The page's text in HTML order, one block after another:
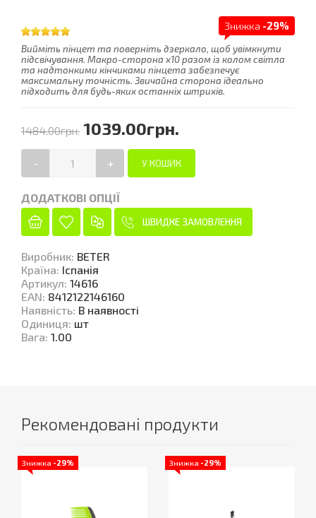
Знижка -29%
Вийміть пінцет та поверніть дзеркало, щоб увімкнути
підсвічування. Макро-сторона x10 разом із колом світла
та надтонкими кінчиками пінцета забезпечує
максимальну точність. Звичайна сторона ідеально
підходить для будь-яких останніх штрихів.
1484.00грн. 1039.00грн.
- +
ДОДАТКОВІ ОПЦІЇ
ШВИДКЕ ЗАМОВЛЕННЯ
Виробник: BETER
Країна: Іспанія
Артикул: 14616
EAN: 8412122146160
Наявність: В наявності
Одиниця: шт
Вага: 1.00
Рекомендовані продукти
Знижка -29% Знижка -29%